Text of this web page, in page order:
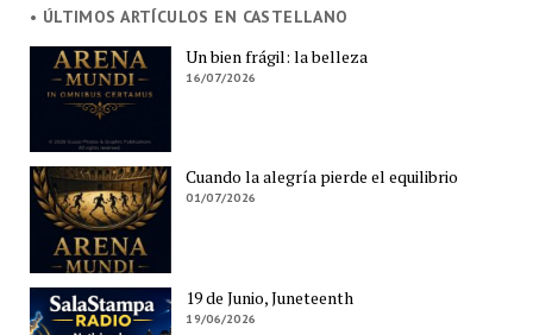
• ÚLTIMOS ARTÍCULOS EN CASTELLANO
Un bien frágil: la belleza
16/07/2026
Cuando la alegría pierde el equilibrio
01/07/2026
19 de Junio, Juneteenth
19/06/2026